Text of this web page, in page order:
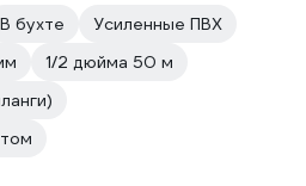
В бухте
Усиленные ПВХ
1/2 дюйма 50 м